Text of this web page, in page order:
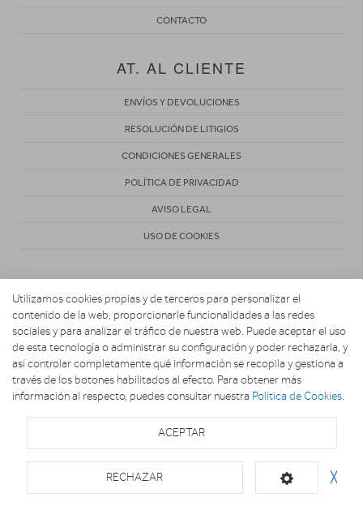
CONTACTO
AT. AL CLIENTE
ENVÍOS Y DEVOLUCIONES
RESOLUCIÓN DE LITIGIOS
CONDICIONES GENERALES
POLÍTICA DE PRIVACIDAD
AVISO LEGAL
USO DE COOKIES
Copyright 2026. Electrodomésticos Carretero
Utilizamos cookies propias y de terceros para personalizar el
contenido de la web, proporcionarle funcionalidades a las redes
sociales y para analizar el tráfico de nuestra web. Puede aceptar el uso
de esta tecnología o administrar su configuración y poder rechazarla, y
así controlar completamente qué información se recopila y gestiona a
través de los botones habilitados al efecto. Para obtener más
información al respecto, puedes consultar nuestra Política de Cookies.
ACEPTAR
RECHAZAR ╳